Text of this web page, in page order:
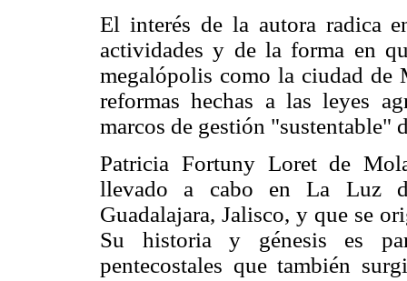
El interés de la autora radica
actividades y de la forma en
megalópolis como la ciudad de
reformas hechas a las leyes
marcos de gestión "sustentable"
Patricia Fortuny Loret de
llevado a cabo en La Luz
Guadalajara, Jalisco, y que se
Su historia y génesis es
pentecostales que también